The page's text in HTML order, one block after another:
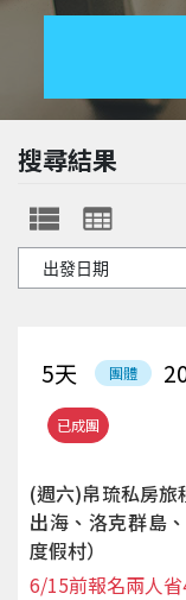
搜尋結果
已成團
團體
5天
(週六)帛琉私房旅
出海、洛克群島
度假村）
6/15前報名兩人